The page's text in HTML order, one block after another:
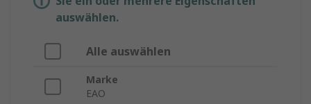
auswählen.
Alle auswählen
Marke
EAO